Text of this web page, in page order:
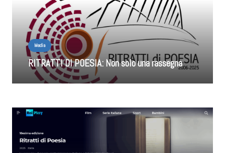
Media
RITRATTI DI POESIA: Non solo una rassegna